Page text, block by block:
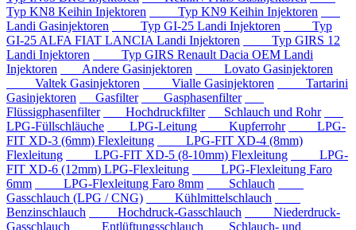
Typ KN8 Keihin Injektoren
Typ KN9 Keihin Injektoren
Landi Gasinjektoren
Typ GI-25 Landi Injektoren
Typ
GI-25 ALFA FIAT LANCIA Landi Injektoren
Typ GIRS 12
Landi Injektoren
Typ GIRS Renault Dacia OEM Landi
Injektoren
Andere Gasinjektoren
Lovato Gasinjektoren
Valtek Gasinjektoren
Vialle Gasinjektoren
Tartarini
Gasinjektoren
Gasfilter
Gasphasenfilter
Flüssigphasenfilter
Hochdruckfilter
Schlauch und Rohr
LPG-Füllschläuche
LPG-Leitung Kupferrohr
LPG-
FIT XD-3 (6mm) Flexleitung
LPG-FIT XD-4 (8mm)
Flexleitung
LPG-FIT XD-5 (8-10mm) Flexleitung
LPG-
FIT XD-6 (12mm) LPG-Flexleitung
LPG-Flexleitung Faro
6mm
LPG-Flexleitung Faro 8mm
Schlauch
Gasschlauch (LPG / CNG)
Kühlmittelschlauch
Benzinschlauch
Hochdruck-Gasschlauch
Niederdruck-
Gasschlauch
Entlüftungsschlauch
Schlauch- und